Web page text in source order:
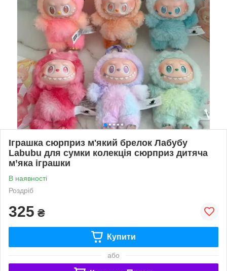
Іграшка сюрприз м'який брелок Лабубу
Labubu для сумки колекція сюрприз дитяча
м’яка іграшки
В наявності
Роздріб
325 ₴
Купити
або